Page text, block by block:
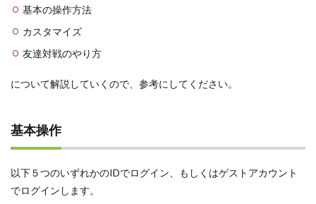
基本の操作方法
カスタマイズ
友達対戦のやり方
について解説していくので、参考にしてください。
基本操作
以下５つのいずれかのIDでログイン、もしくはゲストアカウント
でログインします。